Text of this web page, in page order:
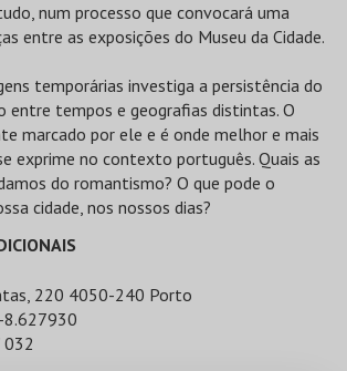
num processo que convocará uma
entre as exposições do Museu da Cidade.
temporárias investiga a persistência do
entre tempos e geografias distintas. O
marcado por ele e é onde melhor e mais
exprime no contexto português. Quais as
do romantismo? O que pode o
cidade, nos nossos dias?
220 4050-240 Porto
8.627930
032